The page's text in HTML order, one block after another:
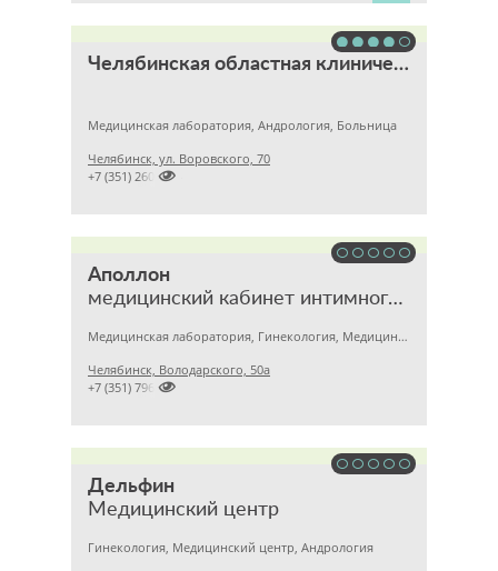
Челябинская областная клиническая больница
Медицинская лаборатория, Андрология, Больница
Челябинск, ул. Воровского, 70

+7 (351) 2609824
Аполлон
медицинский кабинет интимного здоровья
Медицинская лаборатория, Гинекология, Медицинский центр
Челябинск, Володарского, 50а

+7 (351) 7963215
Дельфин
Медицинский центр
Гинекология, Медицинский центр, Андрология